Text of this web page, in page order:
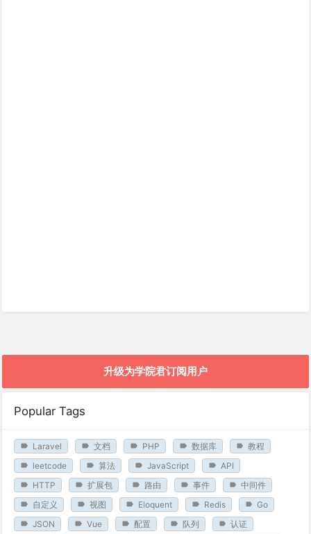
升级为学院君订阅用户
Popular Tags
Laravel 文档 PHP 数据库
教程
leetcode
算法 JavaScript
API
HTTP
扩展包 路由 事件
中间件
自定义
视图 Eloquent Redis
Go
JSON
Vue 配置 队列
认证